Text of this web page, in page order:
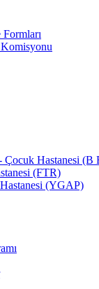
Çocuk Hastanesi (B
(FTR)
(YGAP)